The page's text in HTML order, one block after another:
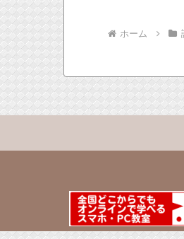
ホーム